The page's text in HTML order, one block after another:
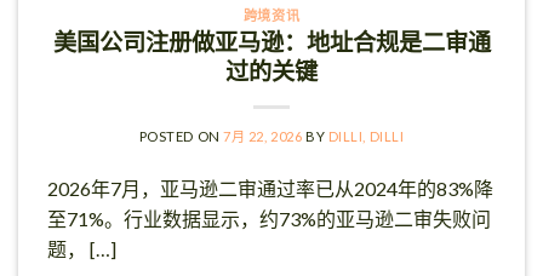
跨境资讯
美国公司注册做亚马逊：地址合规是二审通
过的关键
POSTED ON7月 22, 2026 BY DILLI, DILLI
2026年7月，亚马逊二审通过率已从2024年的83%降
至71%。行业数据显示，约73%的亚马逊二审失败问
题， […]